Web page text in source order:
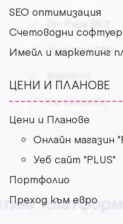
SEO оптимизация
Счетоводни
Имейл и маркетинг
ЦЕНИ И ПЛАНОВЕ
Цени и Планове
Онлайн магазин
Уеб сайт "PLUS"
Портфолио
Преход към евро